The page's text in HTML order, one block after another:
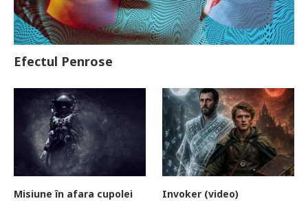
Efectul Penrose
Misiune în afara cupolei Invoker (video)